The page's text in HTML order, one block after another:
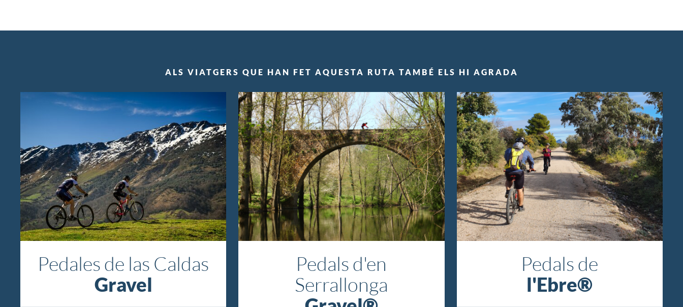
ALS VIATGERS QUE HAN FET AQUESTA RUTA TAMBÉ ELS HI AGRADA
Pedales de las Caldas
Gravel
Pedals d'en
Serrallonga
Pedals de
l'Ebre®